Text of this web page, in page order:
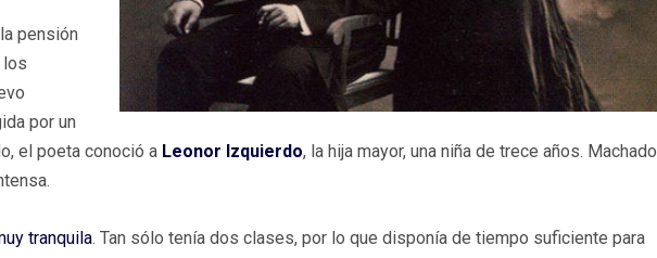
pensión
los
por un
el poeta conoció a Leonor Izquierdo, la hija mayor, una niña de trece años. ​Machado
tranquila. Tan sólo tenía dos clases, por lo que disponía de tiempo suficiente para